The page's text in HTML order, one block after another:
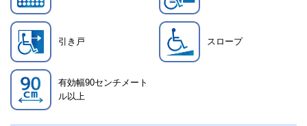
引き戸 スロープ
有効幅90センチメート
ル以上